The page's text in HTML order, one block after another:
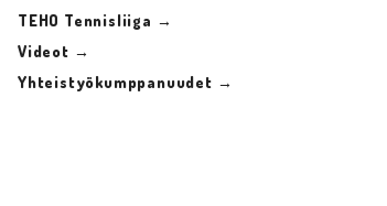
TEHO Tennisliiga →
Videot →
Yhteistyökumppanuudet →